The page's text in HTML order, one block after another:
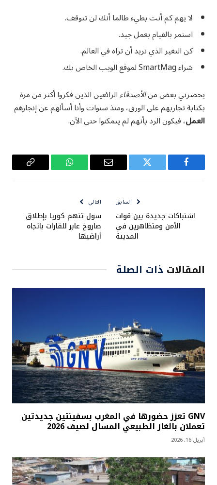
لا يهم كم أنت بطيء طالما أنك لن تتوقف.
استمر بالقيام بعمل جيد.
كن التغير الذي تريد أن تراه في العالم.
شراء SmartMag لموقع الويب الخاص بك.
يحضرني بعض منالأصدقاءالرائعين الذين فكروا أكثر من مرة
بكتابة تجاربهم على الورق، ومنذ سنوات وأنا أسألهم عن إنجازهم
العمل، فيكون الرد بأنهم لم يتمكنوا حتى الآن.
فيسبوك تويتر
البريد
واتساب
Copy
السابق
اشتباكات جديدة بين قوات
الأمن ومتظاهرين في
المدينة
التالي
سول تتهم كوريا بإطلاق
صاروخ عابر للقارات باتجاه
أراضيها
المقالات ذات الصلة
GNV تعزز حضورها في المغرب بسفينتين جديدتين
تعملان بالغاز الطبيعي المسال لصيف 2026
أبريل 16, 2026